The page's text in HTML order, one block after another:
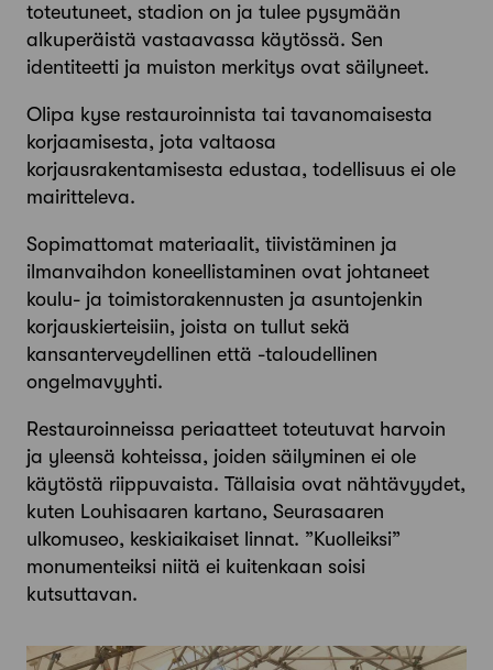
toteutuneet, stadion on ja tulee pysymään
alkuperäistä vastaavassa käytössä. Sen
identiteetti ja muiston merkitys ovat säilyneet.
Olipa kyse restauroinnista tai tavanomaisesta
korjaamisesta, jota valtaosa
korjausrakentamisesta edustaa, todellisuus ei ole
mairitteleva.
Sopimattomat materiaalit, tiivistäminen ja
ilmanvaihdon koneellistaminen ovat johtaneet
koulu- ja toimistorakennusten ja asuntojenkin
korjauskierteisiin, joista on tullut sekä
kansanterveydellinen että -taloudellinen
ongelmavyyhti.
Restauroinneissa periaatteet toteutuvat harvoin
ja yleensä kohteissa, joiden säilyminen ei ole
käytöstä riippuvaista. Tällaisia ovat nähtävyydet,
kuten Louhisaaren kartano, Seurasaaren
ulkomuseo, keskiaikaiset linnat. ”Kuolleiksi”
monumenteiksi niitä ei kuitenkaan soisi
kutsuttavan.